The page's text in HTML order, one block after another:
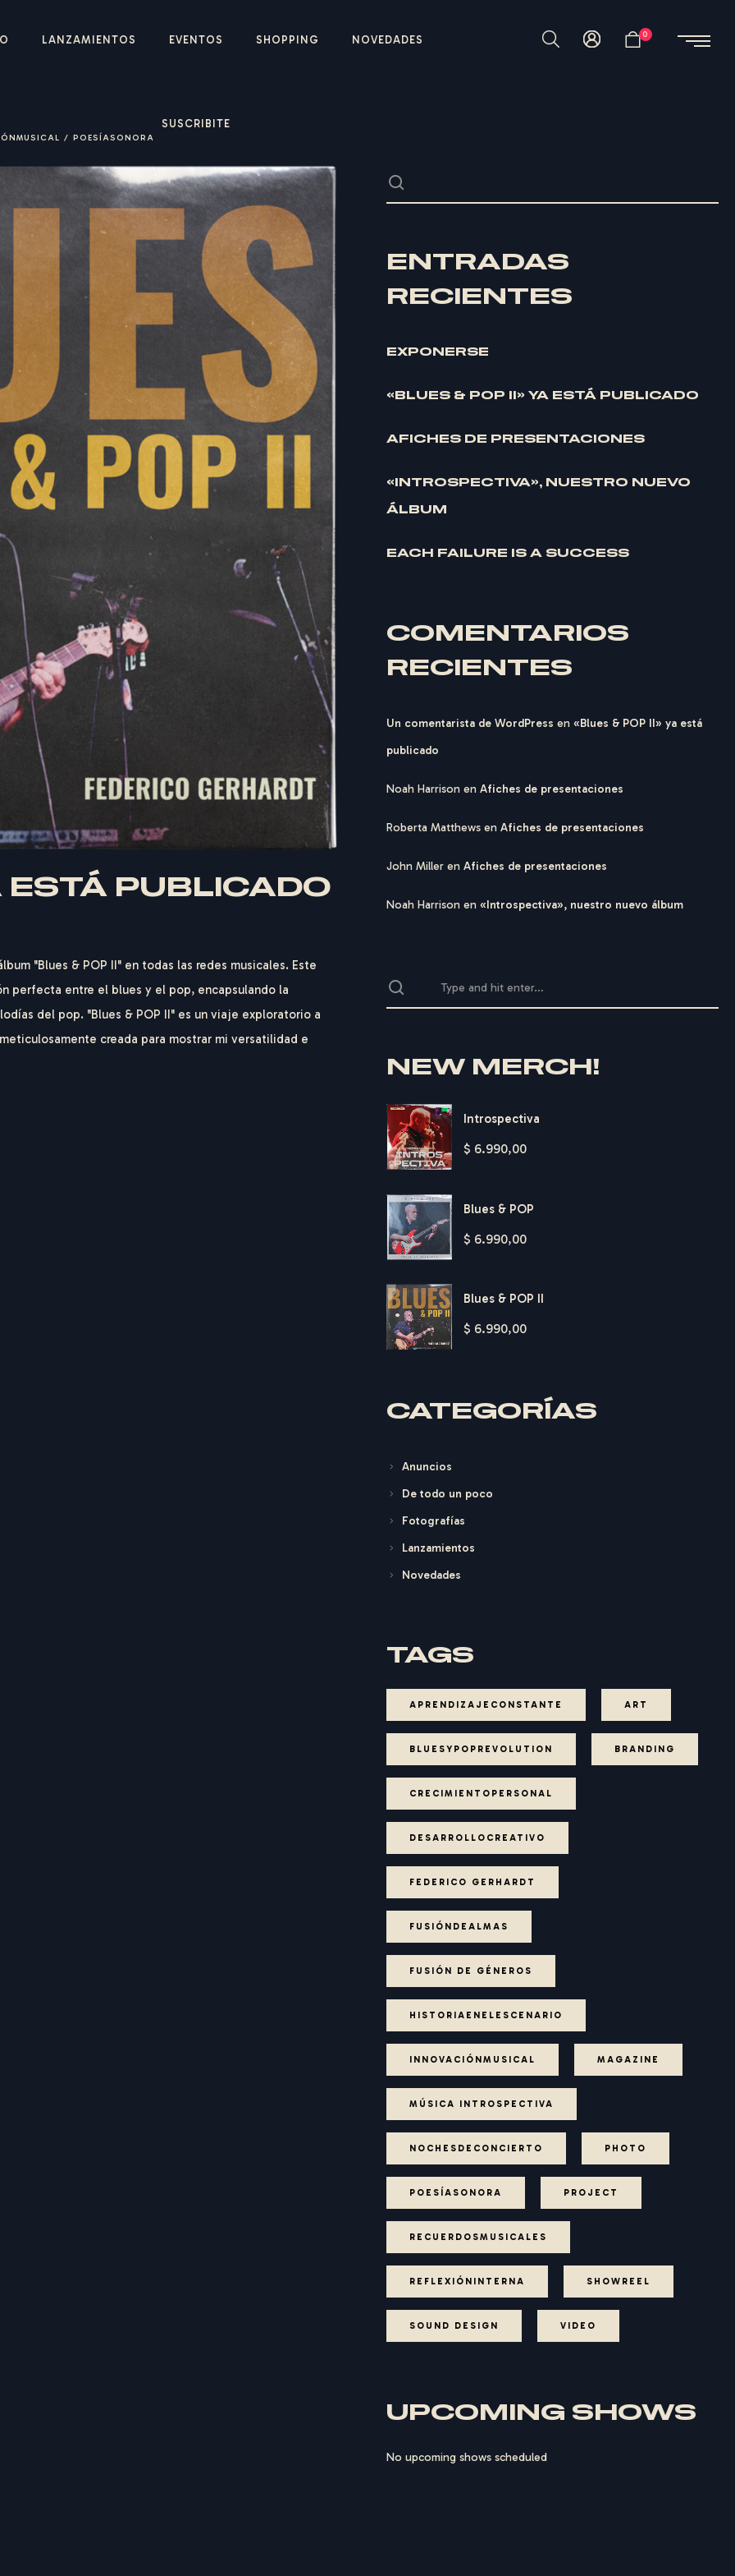
ARDT
LANZAMIENTOS EVENTOS SHOPPING NOVEDADES
SUSCRIBITE
0
/ POESÍASONORA
ESTÁ PUBLICADO
"Blues & POP II" en todas las redes musicales. Este
perfecta entre el blues y el pop, encapsulando la
del pop. "Blues & POP II" es un viaje exploratorio a
creada para mostrar mi versatilidad e
ENTRADAS
RECIENTES
EXPONERSE
«BLUES & POP II» YA ESTÁ PUBLICADO
AFICHES DE PRESENTACIONES
«INTROSPECTIVA», NUESTRO NUEVO
ÁLBUM
EACH FAILURE IS A SUCCESS
COMENTARIOS
RECIENTES
Un comentarista de WordPress en«Blues & POP II» ya está
publicado
Noah Harrison enAfiches de presentaciones
Roberta Matthews enAfiches de presentaciones
John Miller enAfiches de presentaciones
Noah Harrison en«Introspectiva», nuestro nuevo álbum
NEW MERCH!
Introspectiva
$ 6.990,00
Blues & POP
$ 6.990,00
Blues & POP II
$ 6.990,00
CATEGORÍAS
Anuncios
De todo un poco
Fotografías
Lanzamientos
Novedades
TAGS
APRENDIZAJECONSTANTE ART
BLUESYPOPREVOLUTION BRANDING
CRECIMIENTOPERSONAL
DESARROLLOCREATIVO
FEDERICO GERHARDT
FUSIÓNDEALMAS
FUSIÓN DE GÉNEROS
HISTORIAENELESCENARIO
INNOVACIÓNMUSICAL MAGAZINE
MÚSICA INTROSPECTIVA
NOCHESDECONCIERTO PHOTO
POESÍASONORA PROJECT
RECUERDOSMUSICALES
REFLEXIÓNINTERNA SHOWREEL
SOUND DESIGN VIDEO
UPCOMING SHOWS
No upcoming shows scheduled